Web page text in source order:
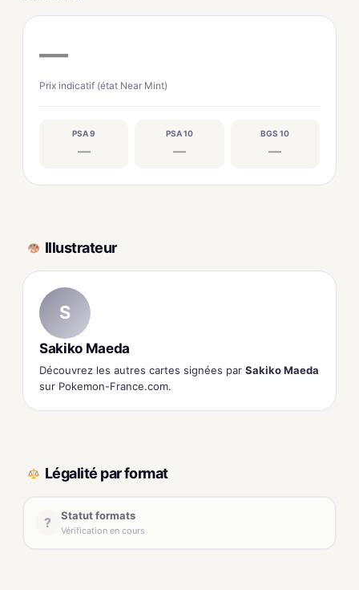
—
Prix indicatif (état Near Mint)
PSA 9
—
PSA 10
—
BGS 10
—
Illustrateur
S
Sakiko Maeda
Découvrez les autres cartes signées par Sakiko Maeda
sur Pokemon-France.com.
Légalité par format
? Statut formats
Vérification en cours